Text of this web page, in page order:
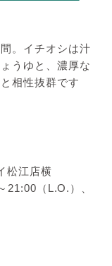
。イチオシは汁
うゆと、濃厚な
相性抜群です
松江店横
21:00（L.O.）、